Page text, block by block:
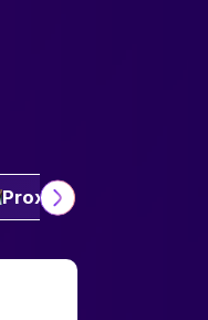
Proxy Residential